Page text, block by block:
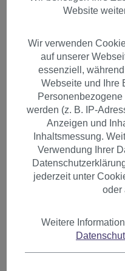
Toupet
Rostbraun
Website
Wir verwenden
auf unserer
essenziell,
Webseite und Ihre
werden (z. B. IP-
Anzeigen und
Inhaltsmessung.
Verwendung Ihrer
jederzeit unter
oder
Weitere